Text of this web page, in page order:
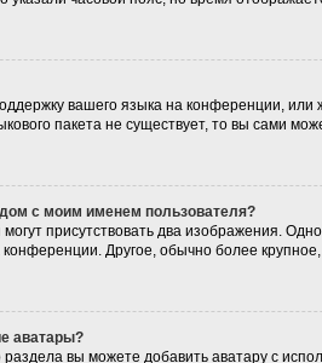
вашего языка на конференции,
пакета не существует, то вы сами
с моим именем пользователя?
присутствовать два изображения.
Другое, обычно более
аватары?
вы можете добавить аватару с